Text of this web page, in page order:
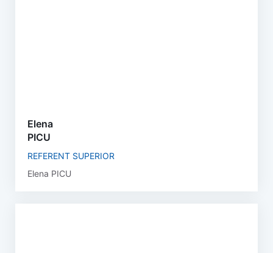
Elena
PICU
REFERENT SUPERIOR
Elena PICU